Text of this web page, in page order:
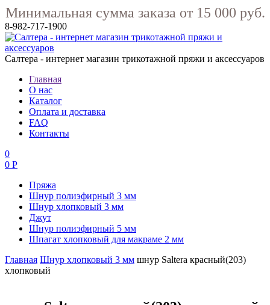
Минимальная сумма заказа от 15 000 руб.
8-982-717-1900
Салтера - интернет магазин трикотажной пряжи и аксессуаров
Главная
О нас
Каталог
Оплата и доставка
FAQ
Контакты
0
0 Р
Пряжа
Шнур полиэфирный 3 мм
Шнур хлопковый 3 мм
Джут
Шнур полиэфирный 5 мм
Шпагат хлопковый для макраме 2 мм
Главная Шнур хлопковый 3 мм шнур Saltera красный(203)
хлопковый